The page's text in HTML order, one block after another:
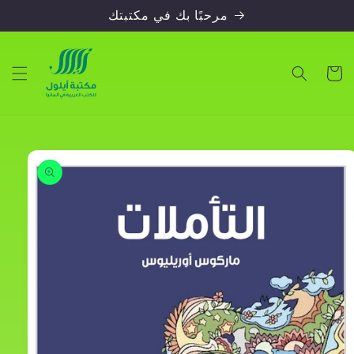
مرحبًا بك في مكتبتك
Cart
Skip to
product
information